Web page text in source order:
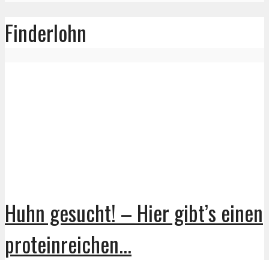
Finderlohn
Huhn gesucht! – Hier gibt’s einen
proteinreichen...